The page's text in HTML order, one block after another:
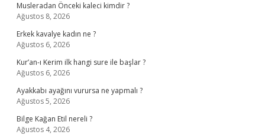
Musleradan Önceki kaleci kimdir ?
Ağustos 8, 2026
Erkek kavalye kadın ne ?
Ağustos 6, 2026
Kur’an-ı Kerim ilk hangi sure ile başlar ?
Ağustos 6, 2026
Ayakkabı ayağını vurursa ne yapmalı ?
Ağustos 5, 2026
Bilge Kağan Etil nereli ?
Ağustos 4, 2026